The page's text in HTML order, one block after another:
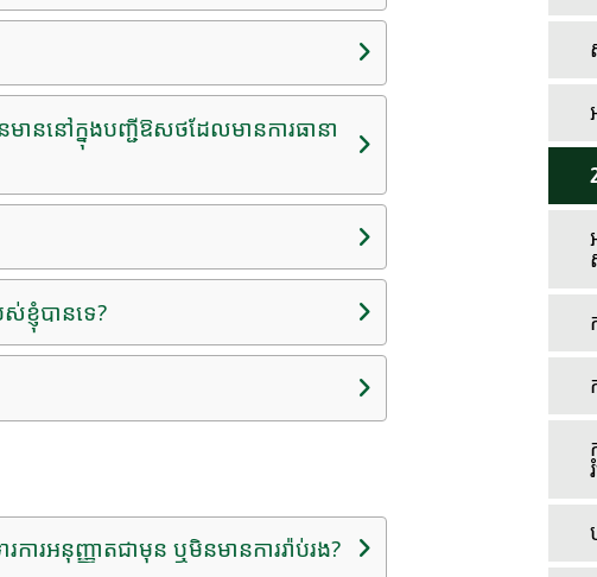
មាននៅក្នុងបញ្ជីឱសថដែលមានការធានា
ខ្ញុំបានទេ?
ារអនុញ្ញាតជាមុន ឬមិនមានការរ៉ាប់រង?